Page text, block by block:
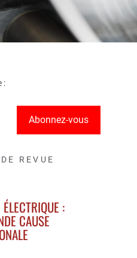
:
Abonnez-vous
REVUE
:
CAUSE